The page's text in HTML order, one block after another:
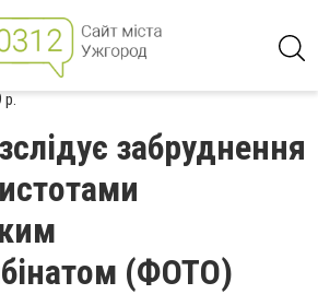
р.
забруднення
(ФОТО)